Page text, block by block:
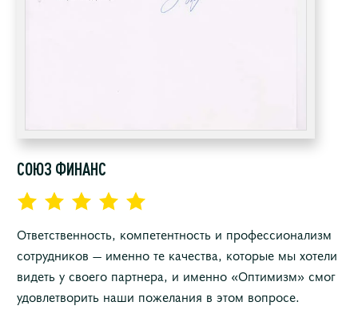
СОЮЗ ФИНАНС
Ответственность, компетентность и профессионализм
сотрудников — именно те качества, которые мы хотели
видеть у своего партнера, и именно «Оптимизм» смог
удовлетворить наши пожелания в этом вопросе.